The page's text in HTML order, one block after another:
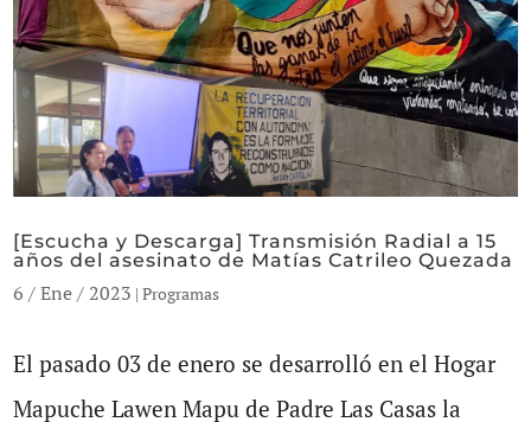
[Escucha y Descarga] Transmisión Radial a 15
años del asesinato de Matías Catrileo Quezada
6 / Ene / 2023 |Programas
El pasado 03 de enero se desarrolló en el Hogar
Mapuche Lawen Mapu de Padre Las Casas la